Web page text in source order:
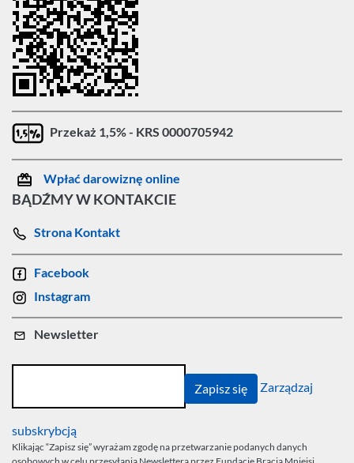
Przekaż 1,5% - KRS 0000705942
Wpłać darowiznę online
BĄDŹMY W KONTAKCIE
Strona Kontakt
Facebook
Instagram
Newsletter
Zarządzaj
subskrybcją
Klikając “Zapisz się” wyrażam zgodę na przetwarzanie podanych danych